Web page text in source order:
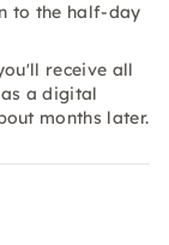
to the half-day
receive all
a digital
months later.